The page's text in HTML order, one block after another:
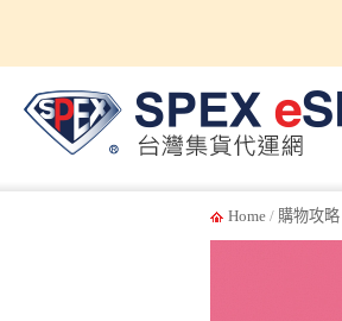
Home / 購物攻略